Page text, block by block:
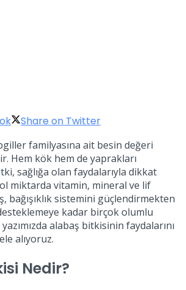
Share on Twitter
familyasına ait besin değeri
Hem kök hem de yaprakları
sağlığa olan faydalarıyla dikkat
miktarda vitamin, mineral ve lif
bağışıklık sistemini güçlendirmekten
kadar birçok olumlu
alabaş bitkisinin faydalarını
alıyoruz.
Nedir?